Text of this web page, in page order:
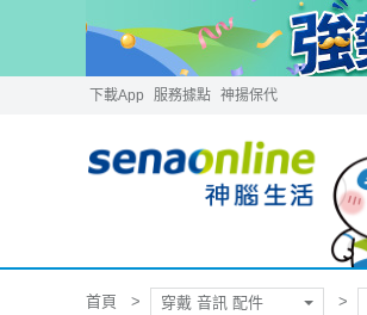
下載App 服務據點 神揚保代
首頁 穿戴 音訊 配件